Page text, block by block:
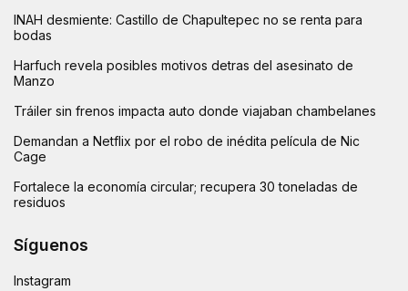
INAH desmiente: Castillo de Chapultepec no se renta para
bodas
Harfuch revela posibles motivos detras del asesinato de
Manzo
Tráiler sin frenos impacta auto donde viajaban chambelanes
Demandan a Netflix por el robo de inédita película de Nic
Cage
Fortalece la economía circular; recupera 30 toneladas de
residuos
Síguenos
Instagram